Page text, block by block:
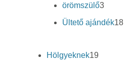
örömszülő33
termék
Ültető ajándék1818
Hölgyeknek1919